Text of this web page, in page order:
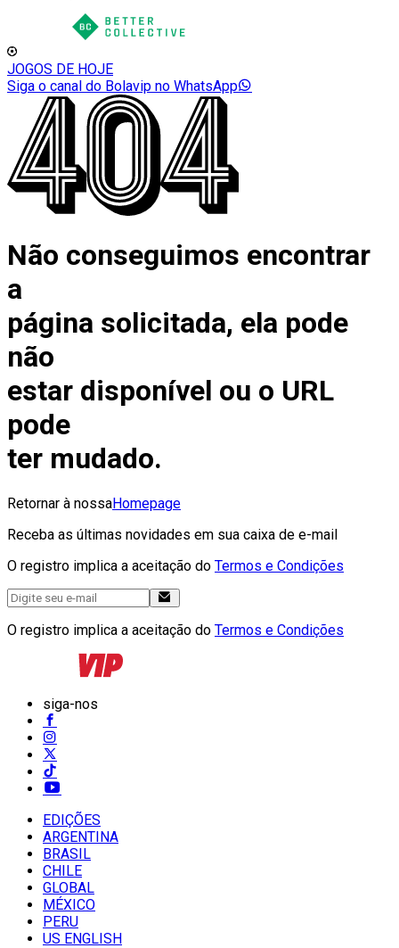
JOGOS DE HOJE
Siga o canal do Bolavip no WhatsApp
Não conseguimos encontrar
a
página solicitada, ela pode
não
estar disponível ou o URL
pode
ter mudado.
Retornar à nossaHomepage
Receba as últimas novidades em sua caixa de e-mail
O registro implica a aceitação do Termos e Condições
O registro implica a aceitação do Termos e Condições
siga-nos
EDIÇÕES
ARGENTINA
BRASIL
CHILE
GLOBAL
MÉXICO
PERU
US ENGLISH